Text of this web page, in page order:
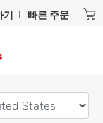
기 빠른 주문